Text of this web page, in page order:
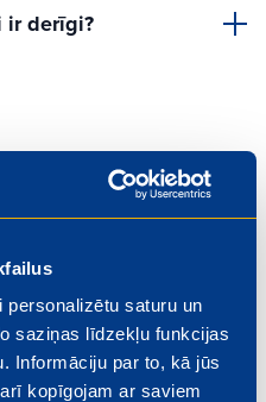
saturu un
saziņas līdzekļu funkcijas
Informāciju par to, kā jūs
kopīgojam ar saviem
ir derīgi?